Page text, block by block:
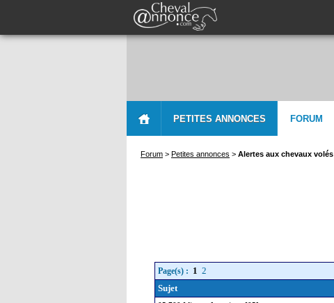
PETITES ANNONCES FORUM
Forum > Petites annonces > Alertes aux chevaux volés
Page(s) : 1 2
Sujet